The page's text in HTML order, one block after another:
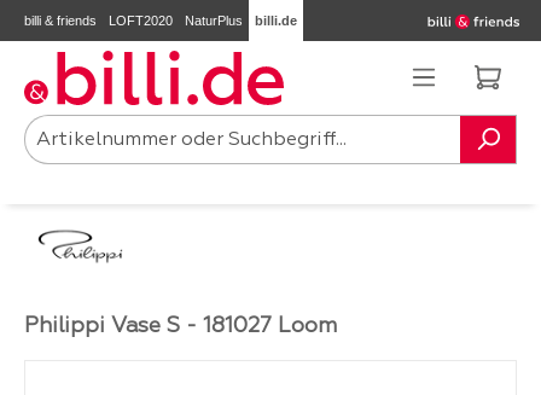
Zum Hauptinhalt springen
billi & friends LOFT2020 NaturPlus billi.de
Philippi Vase S - 181027 Loom